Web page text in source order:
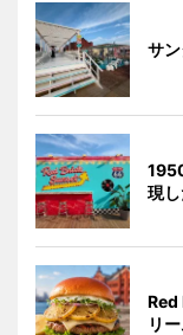
サ
現
リ